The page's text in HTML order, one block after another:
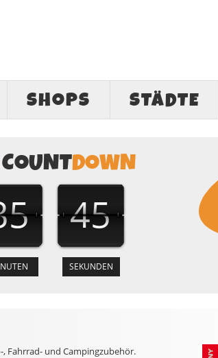
SHOPS STÄDTE
COUNTDOWN
44
Fahrrad- und Campingzubehör.